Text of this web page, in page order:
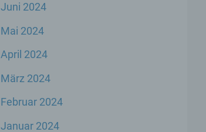
Juni 2024
Mai 2024
April 2024
März 2024
Februar 2024
Januar 2024